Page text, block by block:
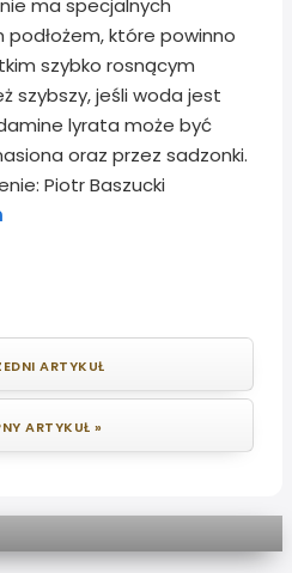
ma specjalnych
które powinno
szybko rosnącym
szybszy, jeśli woda jest
lyrata może być
oraz przez sadzonki.
Piotr Baszucki
ARTYKUŁ
ARTYKUŁ »